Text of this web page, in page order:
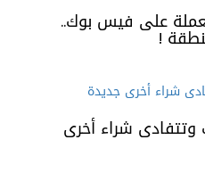
على فيس بوك..
!
شراء أخرى